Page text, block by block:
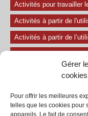
Gérer
cookies
Pour offrir les meilleures
telles que les cookies pour
appareils. Le fait de
Activités pour travailler
Activités à partir de
Activités à partir de
Le regard et la voix